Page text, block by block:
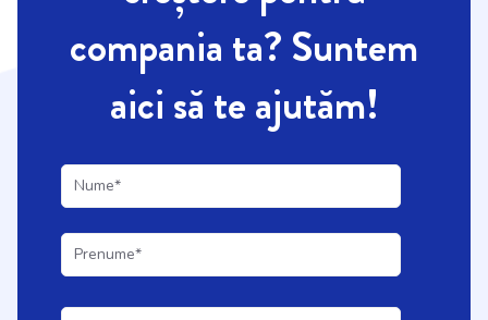
compania ta? Suntem
aici să te ajutăm!